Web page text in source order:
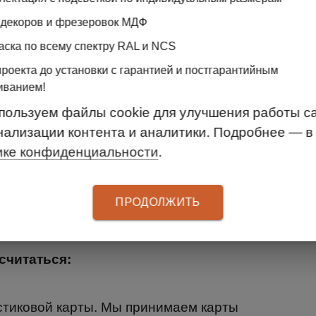
за пределы КАД 70 руб./км
на корп.изделие/двери с учётом скидки,
но не менее 3500 руб.
за пределы КАД 70 руб./км
логистики по телефону:
(812) 449-20-40
за заказ.
карты. Мы принимаем карты
и фрезеровок МДФ
по всему спектру RAL и NCS
до установки с гарантией и постгарантийным
файлы cookie для улучшения работы
контента и аналитики. Подробнее — в
конфиденциальности.
ПРОДОЛЖИТЬ